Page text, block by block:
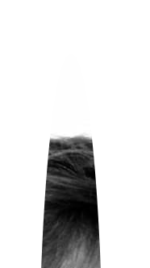
Italian
Polish
Portuguese
Ukrainian